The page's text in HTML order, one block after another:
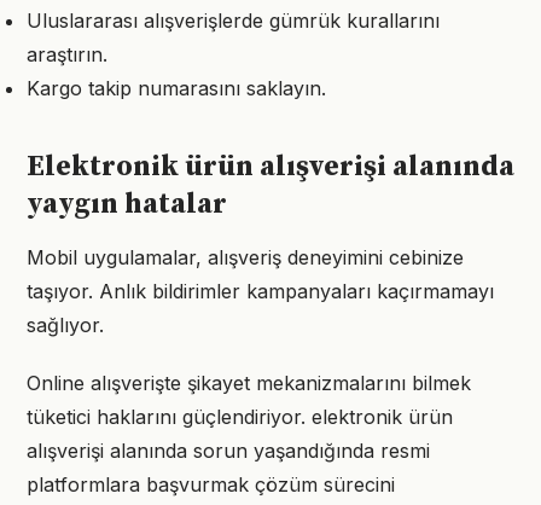
Uluslararası alışverişlerde gümrük kurallarını
araştırın.
Kargo takip numarasını saklayın.
Elektronik ürün alışverişi alanında
yaygın hatalar
Mobil uygulamalar, alışveriş deneyimini cebinize
taşıyor. Anlık bildirimler kampanyaları kaçırmamayı
sağlıyor.
Online alışverişte şikayet mekanizmalarını bilmek
tüketici haklarını güçlendiriyor. elektronik ürün
alışverişi alanında sorun yaşandığında resmi
platformlara başvurmak çözüm sürecini